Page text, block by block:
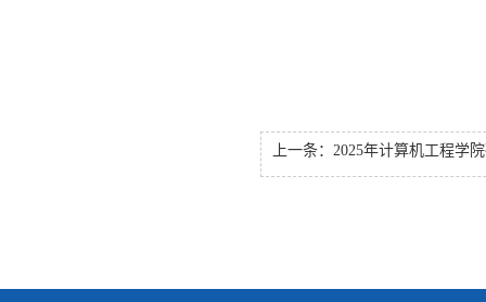
上一条： 2025年计算机工程学院研究生复试名单（调